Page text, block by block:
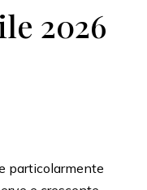
2026
particolarmente